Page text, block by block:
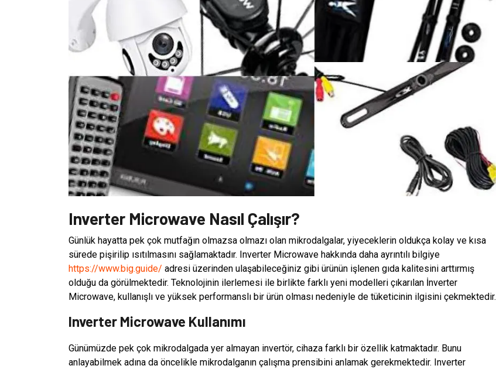
Inverter Microwave Nasıl Çalışır?
Günlük hayatta pek çok mutfağın olmazsa olmazı olan mikrodalgalar, yiyeceklerin oldukça kolay ve kısa
sürede pişirilip ısıtılmasını sağlamaktadır. Inverter Microwave hakkında daha ayrıntılı bilgiye
https://www.big.guide/ adresi üzerinden ulaşabileceğiniz gibi ürünün işlenen gıda kalitesini arttırmış
olduğu da görülmektedir. Teknolojinin ilerlemesi ile birlikte farklı yeni modelleri çıkarılan İnverter
Microwave, kullanışlı ve yüksek performanslı bir ürün olması nedeniyle de tüketicinin ilgisini çekmektedir.
Inverter Microwave Kullanımı
Günümüzde pek çok mikrodalgada yer almayan invertör, cihaza farklı bir özellik katmaktadır. Bunu
anlayabilmek adına da öncelikle mikrodalganın çalışma prensibini anlamak gerekmektedir. Inverter